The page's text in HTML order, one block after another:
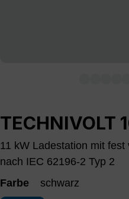
TECHNIVOLT
11 kW Ladestation mit fest
nach IEC 62196-2 Typ 2
Farbe
schwarz